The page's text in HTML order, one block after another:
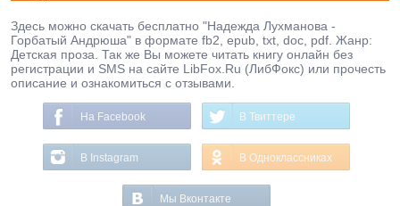
Здесь можно скачать бесплатно "Надежда Лухманова -
Горбатый Андрюша" в формате fb2, epub, txt, doc, pdf. Жанр:
Детская проза. Так же Вы можете читать книгу онлайн без
регистрации и SMS на сайте LibFox.Ru (ЛибФокс) или прочесть
описание и ознакомиться с отзывами.
На Facebook В Твиттере
В Instagram В Одноклассниках
Мы Вконтакте